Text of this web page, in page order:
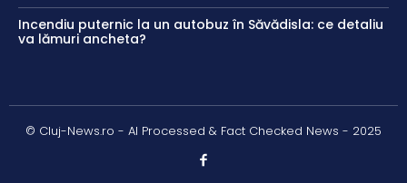
Incendiu puternic la un autobuz în Săvădisla: ce detaliu
va lămuri ancheta?
© Cluj-News.ro - AI Processed & Fact Checked News - 2025